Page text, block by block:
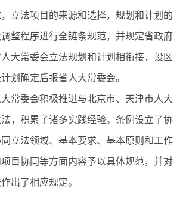
立法项目的来源和选择，规划和计划的
整程序进行全链条规范，并规定省政府
大常委会立法规划和计划相衔接，设区
划确定后报省人大常委会。
委会积极推进与北京市、天津市人大
，积累了诸多实践经验。条例设立了协
立法领域、基本要求、基本原则和工作
目协同等方面内容予以具体规范，并对
出了相应规定。